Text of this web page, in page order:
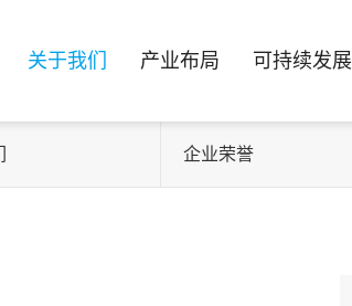
关于我们 产业布局 可持续发展
企业荣誉